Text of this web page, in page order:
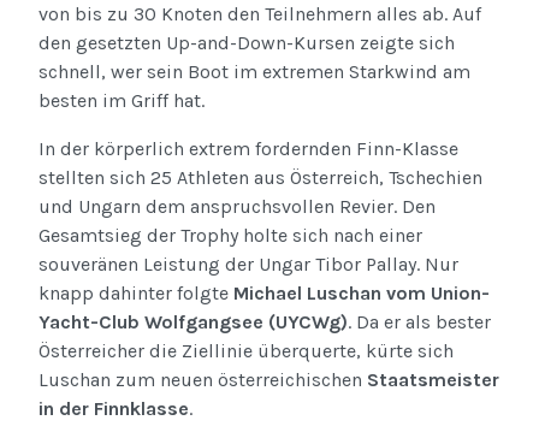
von bis zu 30 Knoten den Teilnehmern alles ab. Auf
den gesetzten Up-and-Down-Kursen zeigte sich
schnell, wer sein Boot im extremen Starkwind am
besten im Griff hat.
In der körperlich extrem fordernden Finn-Klasse
stellten sich 25 Athleten aus Österreich, Tschechien
und Ungarn dem anspruchsvollen Revier. Den
Gesamtsieg der Trophy holte sich nach einer
souveränen Leistung der Ungar Tibor Pallay. Nur
knapp dahinter folgte Michael Luschan vom Union-
Yacht-Club Wolfgangsee (UYCWg). Da er als bester
Österreicher die Ziellinie überquerte, kürte sich
Luschan zum neuen österreichischen Staatsmeister
in der Finnklasse.